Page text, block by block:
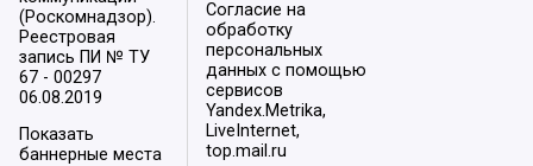
(Роскомнадзор).
Реестровая
запись ПИ № ТУ
67 - 00297
06.08.2019
Показать
баннерные места
Согласие на
обработку
персональных
данных с помощью
сервисов
Yandex.Metrika,
LiveInternet,
top.mail.ru